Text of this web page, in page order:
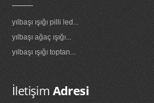
yılbaşı ışığı pilli led...
yılbaşı ağaç ışığı...
yılbaşı ışığı toptan...
İletişim Adresi